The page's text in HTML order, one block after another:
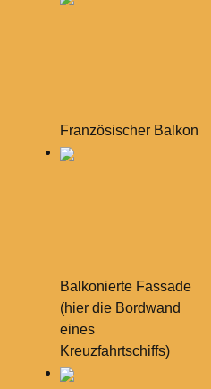
Französischer Balkon
Balkonierte Fassade
(hier die Bordwand
eines
Kreuzfahrtschiffs)